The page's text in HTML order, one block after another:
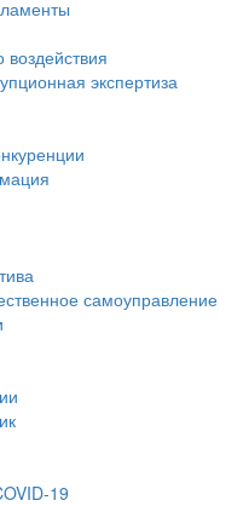
экспертиза
самоуправление
19